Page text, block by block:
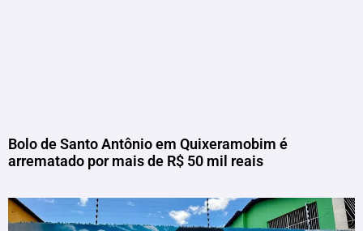
Bolo de Santo Antônio em Quixeramobim é
arrematado por mais de R$ 50 mil reais